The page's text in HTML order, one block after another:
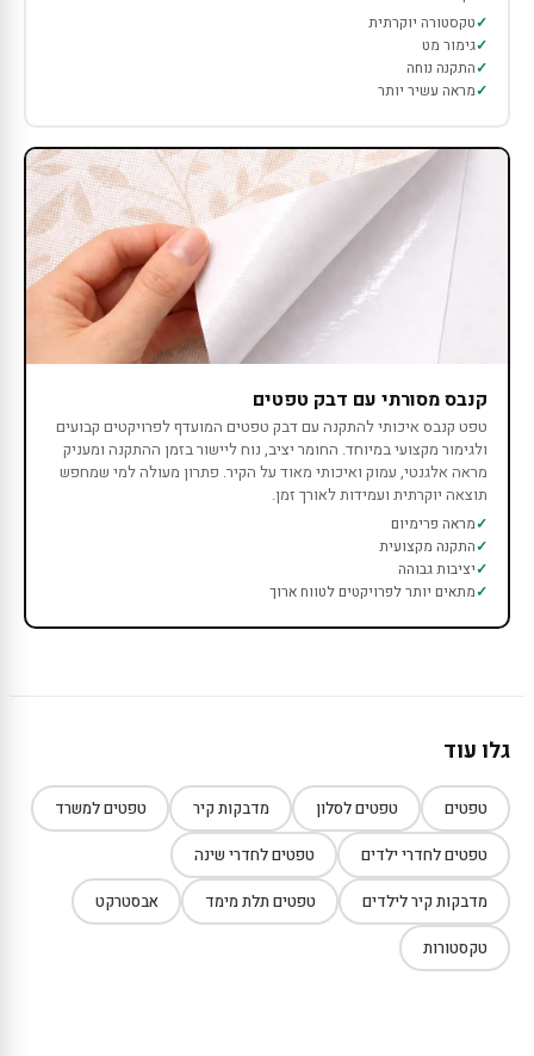
טקסטורה יוקרתית
גימור מט
התקנה נוחה
מראה עשיר יותר
קנבס מסורתי עם דבק טפטים
טפט קנבס איכותי להתקנה עם דבק טפטים המועדף לפרויקטים קבועים
ולגימור מקצועי במיוחד. החומר יציב, נוח ליישור בזמן ההתקנה ומעניק
מראה אלגנטי, עמוק ואיכותי מאוד על הקיר. פתרון מעולה למי שמחפש
תוצאה יוקרתית ועמידות לאורך זמן.
מראה פרימיום
התקנה מקצועית
יציבות גבוהה
מתאים יותר לפרויקטים לטווח ארוך
גלו עוד
טפטים טפטים לסלון מדבקות קיר טפטים למשרד
טפטים לחדרי ילדים טפטים לחדרי שינה
מדבקות קיר לילדים טפטים תלת מימד אבסטרקט
טקסטורות